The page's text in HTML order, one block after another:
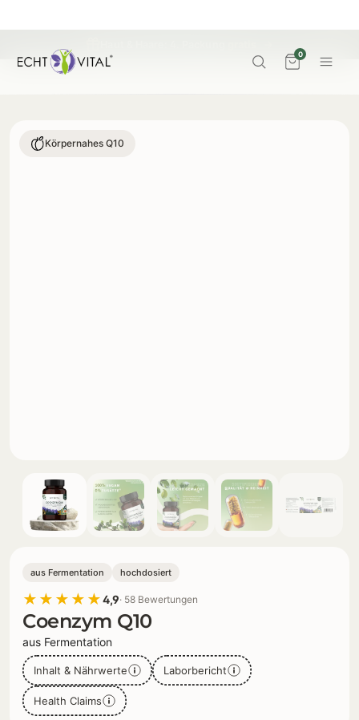
0
Körpernahes Q10
aus Fermentation hochdosiert
★★★★★4,9· 58 Bewertungen
Coenzym Q10
aus Fermentation
Inhalt & Nährwerte Laborbericht
Health Claims